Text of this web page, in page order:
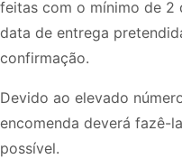
feitas com o mínimo de 2
data de entrega
confirmação.
Devido ao elevado
encomenda deverá fazê-
possível.